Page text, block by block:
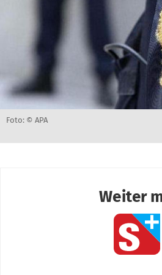
Foto: © APA